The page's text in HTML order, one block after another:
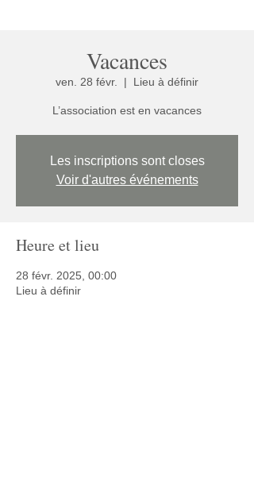
Vacances
ven. 28 févr.
  |
Lieu à définir
L’association est en vacances
Les inscriptions sont closes
Voir d'autres événements
Heure et lieu
28 févr. 2025, 00:00
Lieu à définir